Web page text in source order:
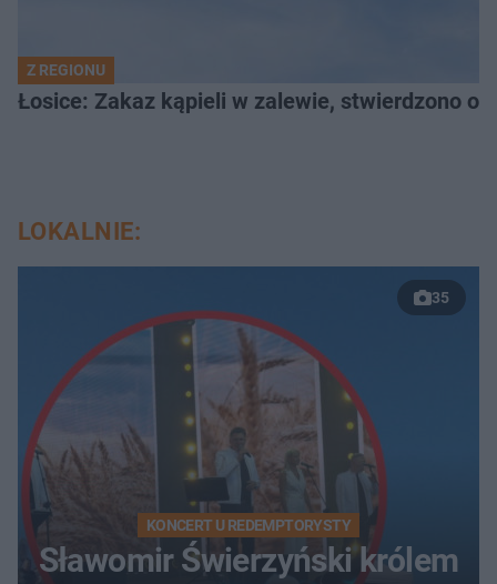
Z REGIONU
Łosice: Zakaz kąpieli w zalewie, stwierdzono
LOKALNIE:
35
KONCERT U REDEMPTORYSTY
Sławomir Świerzyński królem